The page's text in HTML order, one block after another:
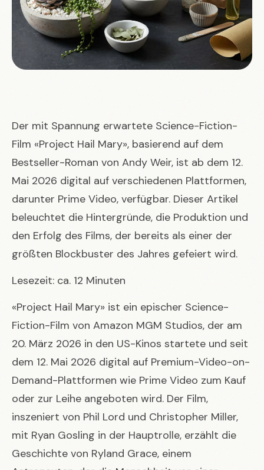
Der mit Spannung erwartete Science-Fiction-
Film «Project Hail Mary», basierend auf dem
Bestseller-Roman von Andy Weir, ist ab dem 12.
Mai 2026 digital auf verschiedenen Plattformen,
darunter Prime Video, verfügbar. Dieser Artikel
beleuchtet die Hintergründe, die Produktion und
den Erfolg des Films, der bereits als einer der
größten Blockbuster des Jahres gefeiert wird.
Lesezeit: ca. 12 Minuten
«Project Hail Mary» ist ein epischer Science-
Fiction-Film von Amazon MGM Studios, der am
20. März 2026 in den US-Kinos startete und seit
dem 12. Mai 2026 digital auf Premium-Video-on-
Demand-Plattformen wie Prime Video zum Kauf
oder zur Leihe angeboten wird. Der Film,
inszeniert von Phil Lord und Christopher Miller,
mit Ryan Gosling in der Hauptrolle, erzählt die
Geschichte von Ryland Grace, einem